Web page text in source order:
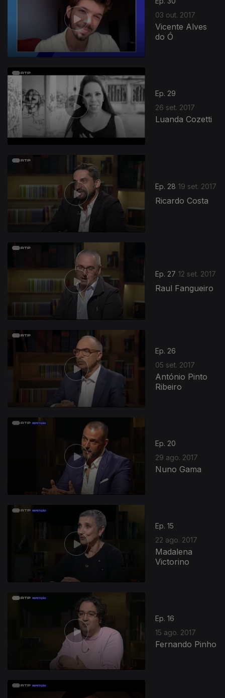
03 out. 2017
Vicente Alves
do Ó
Ep. 29
26 set. 2017
Luanda Cozetti
Ep. 28 19 set. 2017
Ricardo Costa
Ep. 27 12 set. 2017
Raul Fangueiro
Ep. 26
05 set. 2017
António Pinto
Ribeiro
Ep. 20
29 ago. 2017
Nuno Gama
Ep. 15
22 ago. 2017
Madalena
Victorino
Ep. 16
15 ago. 2017
Fernando Pinho
300055